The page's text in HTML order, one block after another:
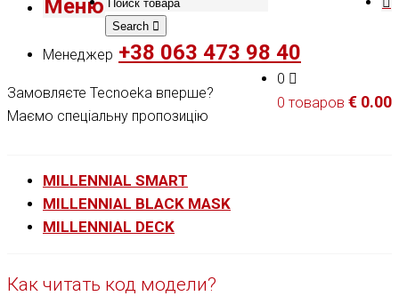
Меню
Search
Менеджер +38 063 473 98 40
0
0 товаров € 0.00
Замовляєте Tecnoeka вперше?
Маємо спеціальну пропозицію
MILLENNIAL SMART
MILLENNIAL BLACK MASK
MILLENNIAL DECK
Как читать код модели?